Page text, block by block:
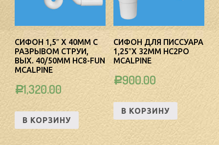
СИФОН 1,5″ Х 40ММ С
РАЗРЫВОМ СТРУИ,
ВЫХ. 40/50ММ HC8-FUN
MCALPINE
Р1,320.00
В КОРЗИНУ
СИФОН ДЛЯ ПИССУАРА
1,25″Х 32ММ HC2PO
MCALPINE
Р900.00
В КОРЗИНУ